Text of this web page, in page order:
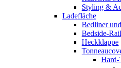
Styling &
Ladefläche
Bedliner
Bedside-
Heckklappe
Hard-